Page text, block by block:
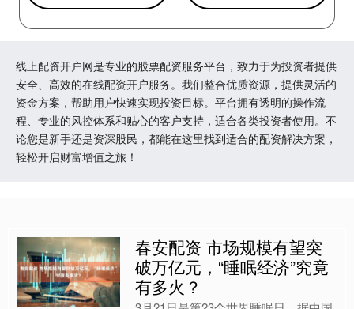
线上配资开户网是专业的股票配资服务平台，致力于为投资者提供
安全、高效的在线配资开户服务。我们整合优质资源，提供灵活的
资金方案，帮助用户快速实现投资目标。平台拥有透明的操作流
程、专业的风控体系和贴心的客户支持，适合各类投资者使用。不
论您是新手还是资深股民，都能在这里找到适合的配资解决方案，
轻松开启财富增值之旅！
春安配资 市场规模有望突
破万亿元，“睡眠经济”究竟
有多火？